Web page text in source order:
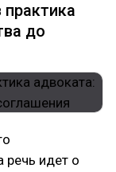
до
речь идет о